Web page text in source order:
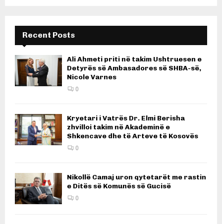
Recent Posts
Ali Ahmeti priti në takim Ushtruesen e
Detyrës së Ambasadores së SHBA-së,
Nicole Varnes
0
Kryetari i Vatrës Dr. Elmi Berisha
zhvilloi takim në Akademinë e
Shkencave dhe të Arteve të Kosovës
0
Nikollë Camaj uron qytetarët me rastin
e Ditës së Komunës së Gucisë
0